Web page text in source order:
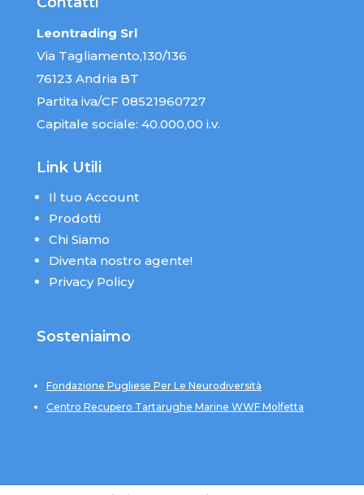
Leontrading Srl
Via Tagliamento,130/136
76123 Andria BT
Partita iva/CF 08521960727
Capitale sociale: 40.000,00 i.v.
Link Utili
Il tuo Account
Prodotti
Chi Siamo
Diventa nostro agente!
Privacy Policy
Sosteniaimo
Fondazione Pugliese Per Le Neurodiversità
Centro Recupero Tartarughe Marine WWF Molfetta